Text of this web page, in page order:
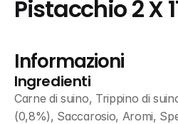
Pistacchio 2 X
Informazioni
Ingredienti
Carne di suino, Trippino di
(0,8%), Saccarosio, Aromi,